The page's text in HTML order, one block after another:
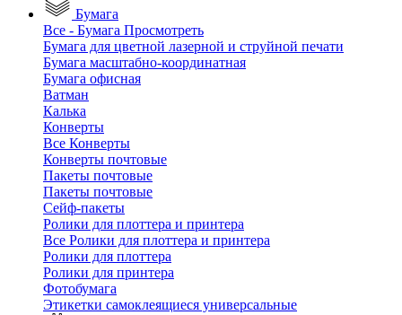
Бумага
Все - Бумага Просмотреть
Бумага для цветной лазерной и струйной печати
Бумага масштабно-координатная
Бумага офисная
Ватман
Калька
Конверты
Все Конверты
Конверты почтовые
Пакеты почтовые
Пакеты почтовые
Сейф-пакеты
Ролики для плоттера и принтера
Все Ролики для плоттера и принтера
Ролики для плоттера
Ролики для принтера
Фотобумага
Этикетки самоклеящиеся универсальные